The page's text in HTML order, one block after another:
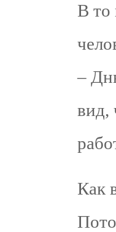
В то
–
вид,
Как